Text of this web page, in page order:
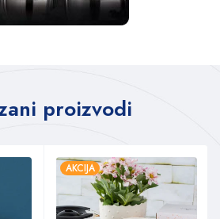
proizvodi
AKCIJA